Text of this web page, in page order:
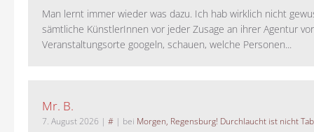
Man lernt immer wieder was dazu. Ich hab wirklich nicht
sämtliche KünstlerInnen vor jeder Zusage an ihrer Agentur
Veranstaltungsorte googeln, schauen, welche Personen...
Mr. B.
7. August 2026 | # | bei Morgen, Regensburg! Durchlaucht ist nicht